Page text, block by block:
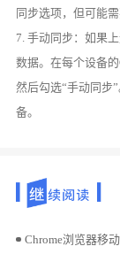
同步选项，但可能需
7. 手动同步：如果
数据。在每个设备的
然后勾选“手动同步
备。